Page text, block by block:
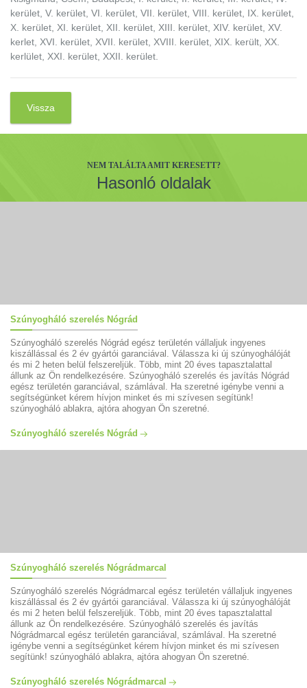
kerület, V. kerület, VI. kerület, VII. kerület, VIII. kerület, IX. kerület,
X. kerület, XI. kerület, XII. kerület, XIII. kerület, XIV. kerület, XV.
kerlet, XVI. kerület, XVII. kerület, XVIII. kerület, XIX. került, XX.
kerlület, XXI. kerület, XXII. kerület.
Vissza
NEM TALÁLTA AMIT KERESETT?
Hasonló oldalak
Szúnyogháló szerelés Nógrád
Szúnyogháló szerelés Nógrád egész területén vállaljuk ingyenes
kiszállással és 2 év gyártói garanciával. Válassza ki új szúnyoghálóját
és mi 2 heten belül felszereljük. Több, mint 20 éves tapasztalattal
állunk az Ön rendelkezésére. Szúnyogháló szerelés és javítás Nógrád
egész területén garanciával, számlával. Ha szeretné igénybe venni a
segítségünket kérem hívjon minket és mi szívesen segítünk!
szúnyogháló ablakra, ajtóra ahogyan Ön szeretné.
Szúnyogháló szerelés Nógrád
Szúnyogháló szerelés Nógrádmarcal
Szúnyogháló szerelés Nógrádmarcal egész területén vállaljuk ingyenes
kiszállással és 2 év gyártói garanciával. Válassza ki új szúnyoghálóját
és mi 2 heten belül felszereljük. Több, mint 20 éves tapasztalattal
állunk az Ön rendelkezésére. Szúnyogháló szerelés és javítás
Nógrádmarcal egész területén garanciával, számlával. Ha szeretné
igénybe venni a segítségünket kérem hívjon minket és mi szívesen
segítünk! szúnyogháló ablakra, ajtóra ahogyan Ön szeretné.
Szúnyogháló szerelés Nógrádmarcal